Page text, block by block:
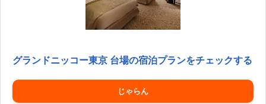
グランドニッコー東京 台場の宿泊プランをチェックする
じゃらん